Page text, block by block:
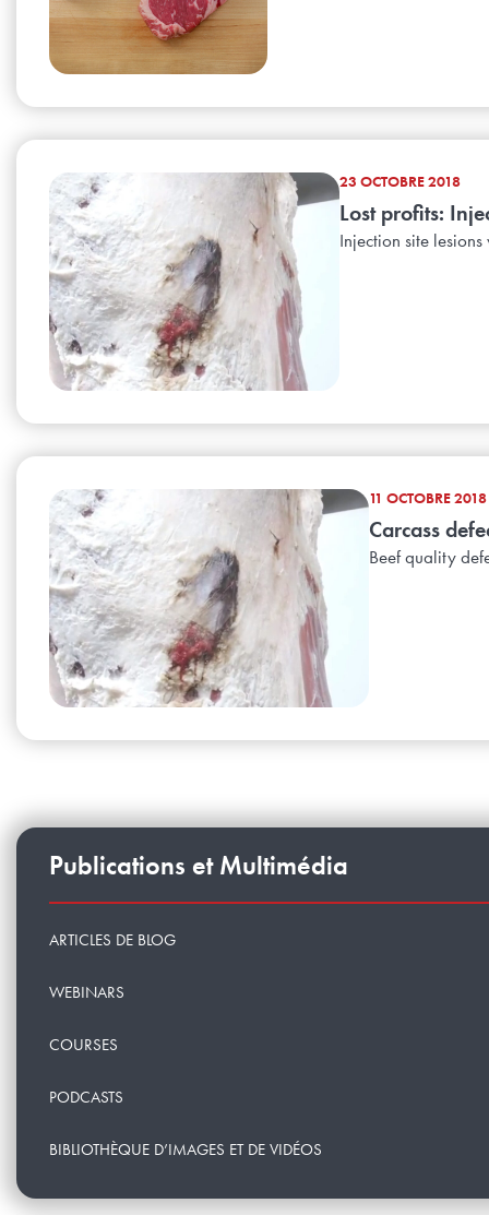
23 OCTOBRE 2018
Lost profits:
Injection site
11 OCTOBRE 2018
Carcass
Beef quality
Publications et Multimédia
ARTICLES DE BLOG
WEBINARS
COURSES
PODCASTS
BIBLIOTHÈQUE D’IMAGES ET DE VIDÉOS